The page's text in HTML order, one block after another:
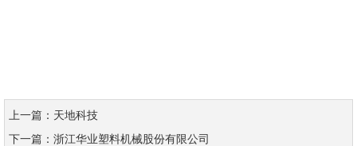
上一篇：天地科技
下一篇：浙江华业塑料机械股份有限公司